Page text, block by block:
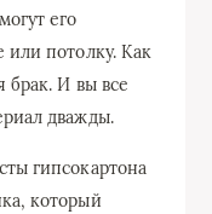
его
или потолку. Как
брак. И вы все
дважды.
гипсокартона
который